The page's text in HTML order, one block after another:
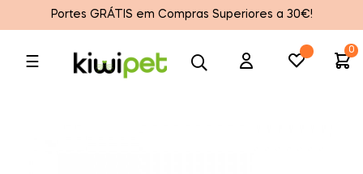
Portes GRÁTIS em Compras Superiores a 30€!
Toggle
navigation
☰
0